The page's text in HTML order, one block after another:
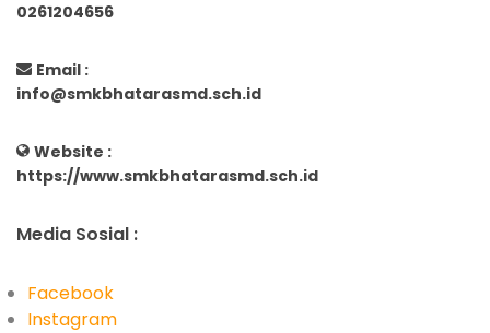
0261204656
Email :
info@smkbhatarasmd.sch.id
Website :
https://www.smkbhatarasmd.sch.id
Media Sosial :
Facebook
Instagram